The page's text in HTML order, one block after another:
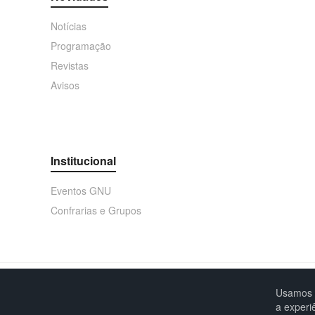
Notícias
Programação
Revistas
Avisos
Institucional
Eventos GNU
Confrarias e Grupos
a